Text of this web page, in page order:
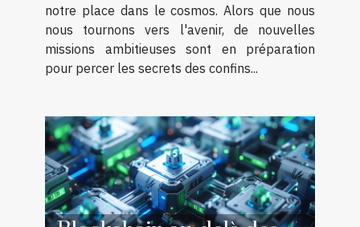
notre place dans le cosmos. Alors que nous
nous tournons vers l'avenir, de nouvelles
missions ambitieuses sont en préparation
pour percer les secrets des confins...